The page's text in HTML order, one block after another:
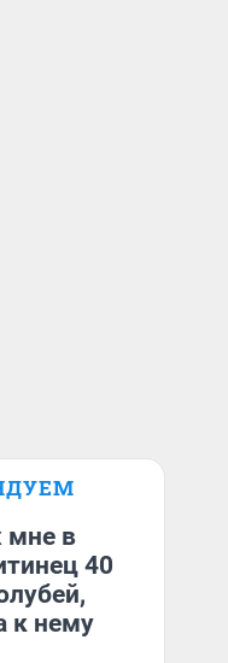
мне в
40
к нему